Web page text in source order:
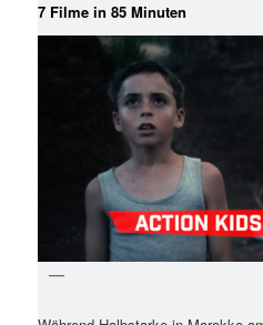
7 Filme in 85 Minuten